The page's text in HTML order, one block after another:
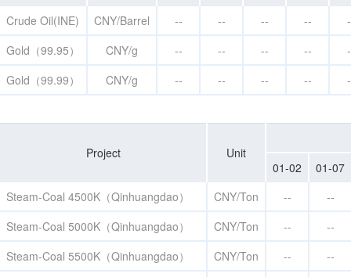
Crude Oil(INE)
CNY/Barrel -- -- -- --
Gold（99.95）
CNY/g -- -- -- --
Gold（99.99）
CNY/g -- -- -- --
Project
Unit
01-02
01-07
Steam-Coal 4500K（Qinhuangdao）
CNY/Ton --
--
Steam-Coal 5000K（Qinhuangdao）
CNY/Ton --
--
Steam-Coal 5500K（Qinhuangdao）
CNY/Ton --
--